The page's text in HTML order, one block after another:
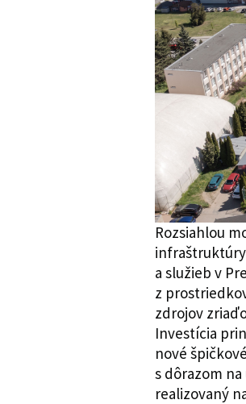
Rozsiahlou
a služieb v
z
zdrojov
Investícia
nové
s dôrazom
realizovaný